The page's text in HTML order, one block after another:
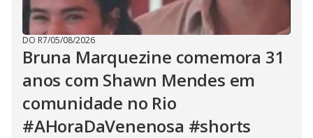
DO R7/05/08/2026
Bruna Marquezine comemora 31
anos com Shawn Mendes em
comunidade no Rio
#AHoraDaVenenosa #shorts